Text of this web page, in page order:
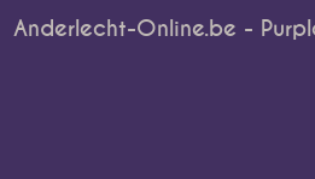
Anderlecht-Online.be -